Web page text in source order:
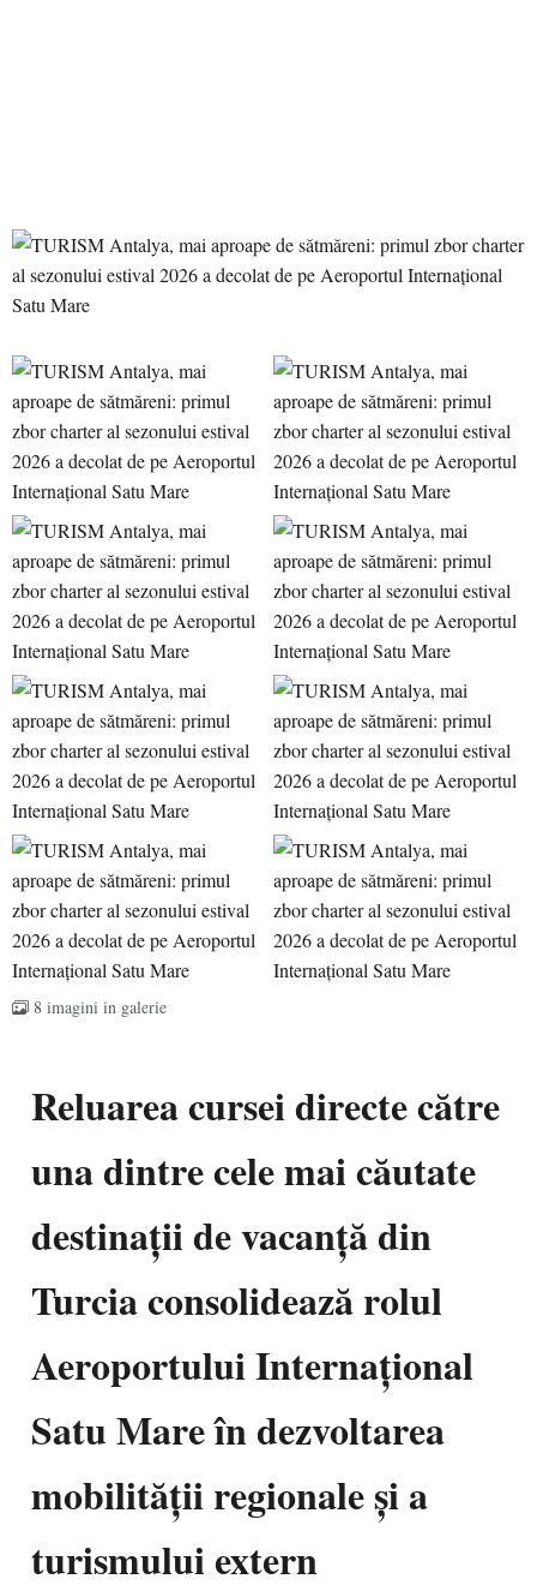
8 imagini in galerie
Reluarea cursei directe către
una dintre cele mai căutate
destinații de vacanță din
Turcia consolidează rolul
Aeroportului Internațional
Satu Mare în dezvoltarea
mobilității regionale și a
turismului extern